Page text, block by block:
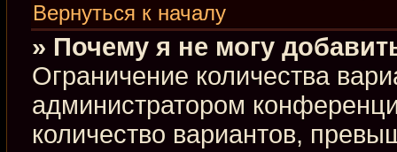
Вернуться к началу
» Почему я не могу
Ограничение количества
администратором
количество вариантов,